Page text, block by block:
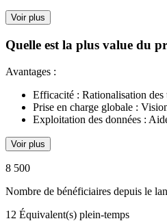
Voir plus
Quelle est la plus value du
Avantages :
Efficacité : Rationalisation des
Prise en charge globale :
Exploitation des données :
Voir plus
8 500
Nombre de bénéficiaires depuis le
12 Équivalent(s) plein-temps